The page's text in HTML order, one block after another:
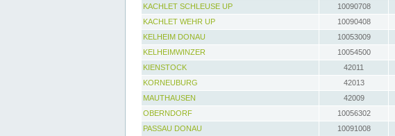
KACHLET SCHLEUSE UP
10090708
KACHLET WEHR UP
10090408
KELHEIM DONAU
10053009
KELHEIMWINZER
10054500
KIENSTOCK
42011
KORNEUBURG
42013
MAUTHAUSEN
42009
OBERNDORF
10056302
PASSAU DONAU
10091008